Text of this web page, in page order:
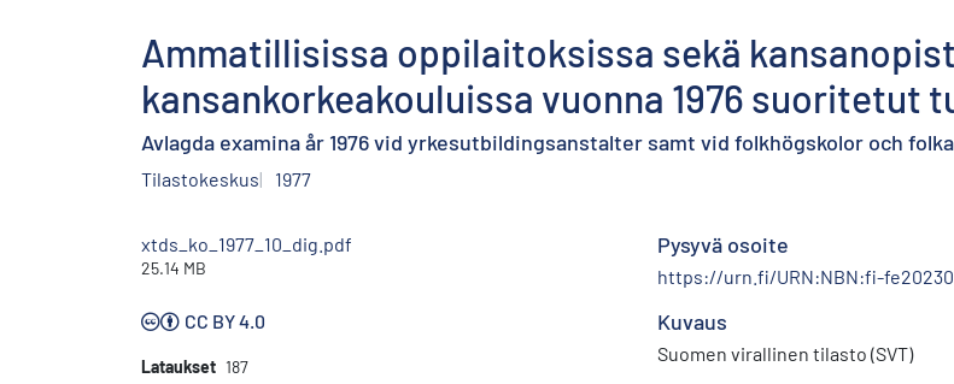
Ammatillisissa oppilaitoksissa sekä
kansankorkeakouluissa vuonna 1976 suoritetut
Avlagda examina år 1976 vid yrkesutbildingsanstalter samt vid folkhögskolor och
Tilastokeskus 1977
xtds_ko_1977_10_dig.pdf
25.14 MB
CC BY 4.0
Lataukset 187
Pysyvä osoite
https://urn.fi/URN:NBN:fi-
Kuvaus
Suomen virallinen tilasto (SVT)